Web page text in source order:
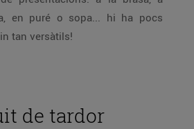
en puré o sopa... hi ha pocs
tan versàtils!
de tardor